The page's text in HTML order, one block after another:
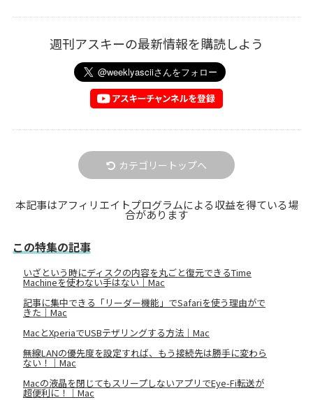
週刊アスキーの最新情報を購読しよう
カテゴリートップへ
本記事はアフィリエイトプログラムによる収益を得ている場
合があります
この特集の記事
いざという時にディスクの内容を丸ごと復元できるTime
Machineを使わない手はない｜Mac
記事に集中できる「リーダー機能」でSafariを使う理由がで
きた｜Mac
MacとXperiaでUSBテザリングする方法｜Mac
無線LANの優先度を設定すれば、もう接続先は勝手に変わら
ない！｜Mac
Macの液晶を閉じてもスリープしないアプリでEye-Fi転送が
超便利に！｜Mac